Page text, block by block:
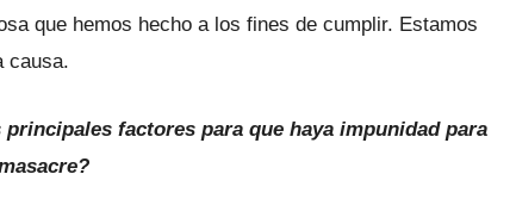
que hemos hecho a los fines de cumplir. Estamos
causa.
factores para que haya impunidad para